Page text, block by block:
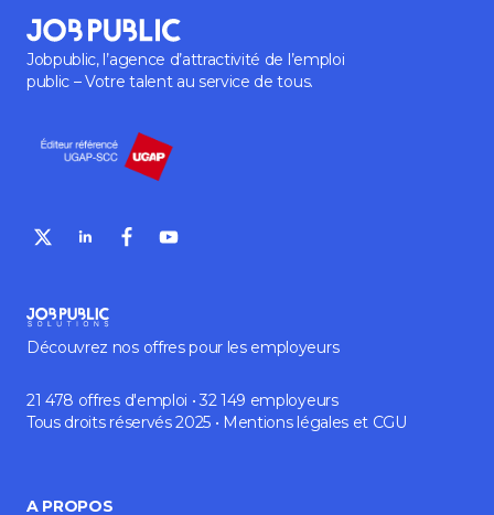
Jobpublic, l’agence d’attractivité de l’emploi
public – Votre talent au service de tous.
Découvrez nos offres pour les employeurs
21 478 offres d'emploi • 32 149 employeurs
Tous droits réservés 2025 • Mentions légaleset CGU
A PROPOS